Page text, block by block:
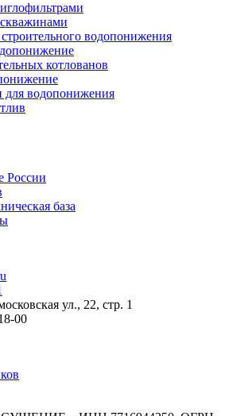
водопонижения
котлованов
для водопонижения
России
база
ул., 22, стр. 1
00